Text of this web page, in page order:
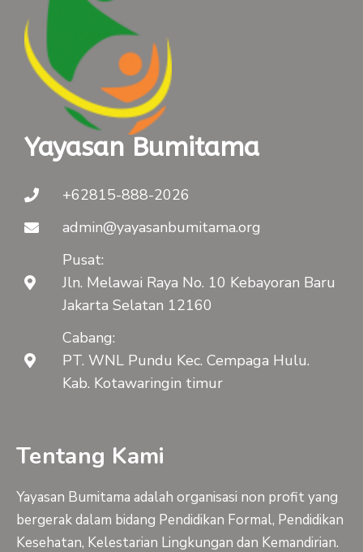
Yayasan Bumitama
+62815-888-2026
admin@yayasanbumitama.org
Pusat:
Jln. Melawai Raya No. 10 Kebayoran Baru
Jakarta Selatan 12160
Cabang:
PT. WNL Pundu Kec. Cempaga Hulu.
Kab. Kotawaringin timur
Tentang Kami
Yayasan Bumitama adalah organisasi non profit yang
bergerak dalam bidang Pendidikan Formal, Pendidikan
Kesehatan, Kelestarian Lingkungan dan Kemandirian.